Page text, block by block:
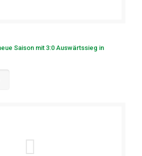
Saison mit 3:0 Auswärtssieg in